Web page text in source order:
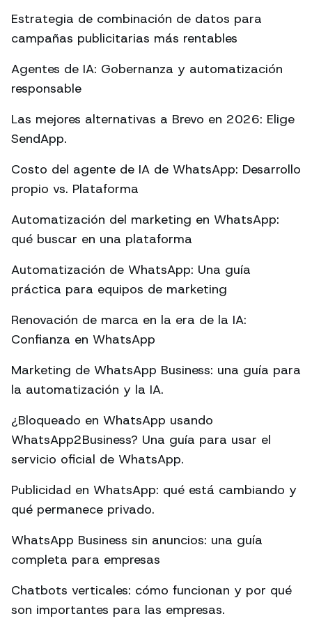
Estrategia de combinación de datos para
campañas publicitarias más rentables
Agentes de IA: Gobernanza y automatización
responsable
Las mejores alternativas a Brevo en 2026: Elige
SendApp.
Costo del agente de IA de WhatsApp: Desarrollo
propio vs. Plataforma
Automatización del marketing en WhatsApp:
qué buscar en una plataforma
Automatización de WhatsApp: Una guía
práctica para equipos de marketing
Renovación de marca en la era de la IA:
Confianza en WhatsApp
Marketing de WhatsApp Business: una guía para
la automatización y la IA.
¿Bloqueado en WhatsApp usando
WhatsApp2Business? Una guía para usar el
servicio oficial de WhatsApp.
Publicidad en WhatsApp: qué está cambiando y
qué permanece privado.
WhatsApp Business sin anuncios: una guía
completa para empresas
Chatbots verticales: cómo funcionan y por qué
son importantes para las empresas.